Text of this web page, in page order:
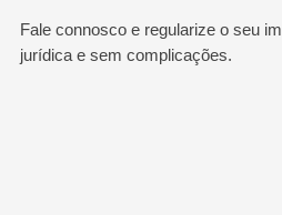
Fale connosco e regularize o seu
jurídica e sem complicações.